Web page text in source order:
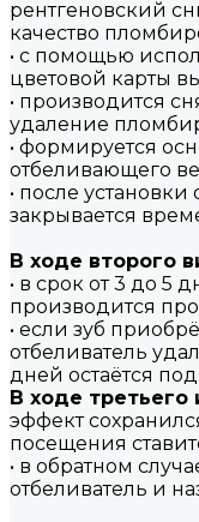
рентгеновский
качество
• с помощью
цветовой карты
• производится
удаление
• формируется
отбеливающего
• после установки
закрывается
В ходе второго
• в срок от 3 до 5
производится
• если зуб
отбеливатель
дней остаётся
В ходе
эффект
посещения
• в обратном
отбеливатель и